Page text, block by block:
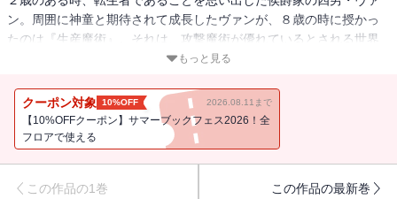
ン。周囲に神童と期待されて成長したヴァンが、８歳の時に授かっ
たのは『生産魔術』。それは、攻撃魔術が優れているとされる世界
で、“役立たず”のハズレ適性だった。貴族には相応しくないと父親に
もなき辺境の村の領主として追放されてしまう。そこは、人口百人
ほどで特産品もない、存亡の危機に瀕した寂れた村だった――。現
状を目の当たりにしたヴァンは、前世の知識と“役立たず”とされる生
さらには防衛用バリスタを配備!? 名もなき辺境の村は、やがて巨大
もっと見る
クーポン対象 10%OFF 2026.08.11まで
【10%OFFクーポン】サマーブックフェス2026！全
フロアで使える
この作品の1巻 この作品の最新巻